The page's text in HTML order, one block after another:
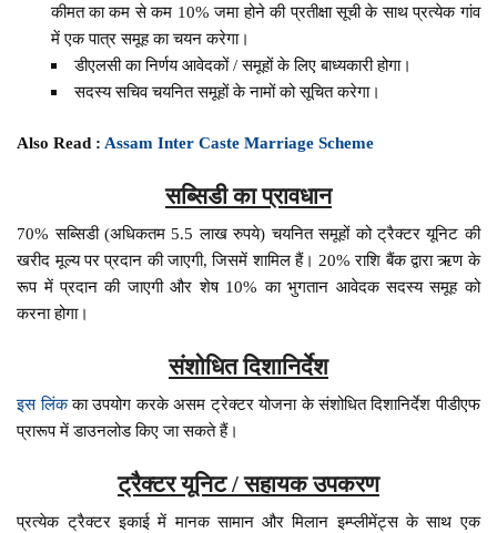
कीमत का कम से कम 10% जमा होने की प्रतीक्षा सूची के साथ प्रत्येक गांव
में एक पात्र समूह का चयन करेगा।
डीएलसी का निर्णय आवेदकों / समूहों के लिए बाध्यकारी होगा।
सदस्य सचिव चयनित समूहों के नामों को सूचित करेगा।
Also Read :Assam Inter Caste Marriage Scheme
सब्सिडी का प्रावधान
70% सब्सिडी (अधिकतम 5.5 लाख रुपये) चयनित समूहों को ट्रैक्टर यूनिट की
खरीद मूल्य पर प्रदान की जाएगी, जिसमें शामिल हैं। 20% राशि बैंक द्वारा ऋण के
रूप में प्रदान की जाएगी और शेष 10% का भुगतान आवेदक सदस्य समूह को
करना होगा।
संशोधित दिशानिर्देश
इस लिंकका उपयोग करके असम ट्रेक्टर योजना के संशोधित दिशानिर्देश पीडीएफ
प्रारूप में डाउनलोड किए जा सकते हैं।
ट्रैक्टर यूनिट / सहायक उपकरण
प्रत्येक ट्रैक्टर इकाई में मानक सामान और मिलान इम्प्लीमेंट्स के साथ एक